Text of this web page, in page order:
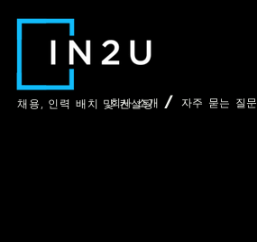
채용, 인력 배치 및 컨설팅회사 소개 / 자주 묻는 질문